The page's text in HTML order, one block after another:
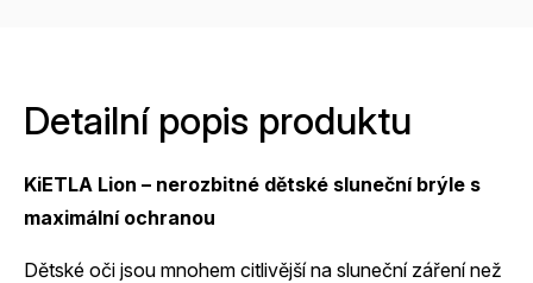
Detailní popis produktu
KiETLA Lion – nerozbitné dětské sluneční brýle s
maximální ochranou
Dětské oči jsou mnohem citlivější na sluneční záření než